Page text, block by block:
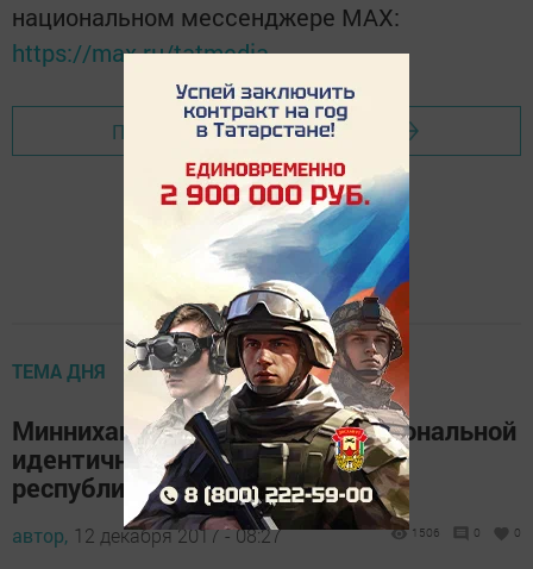
национальном мессенджере MАХ:
https://max.ru/tatmedia
Перейти на страницу новости
ТЕМА ДНЯ
Минниханов: В сохранении национальной
идентичности народов — сила
республики и России
автор, 12 декабря 2017 - 08:27 1506 0 0